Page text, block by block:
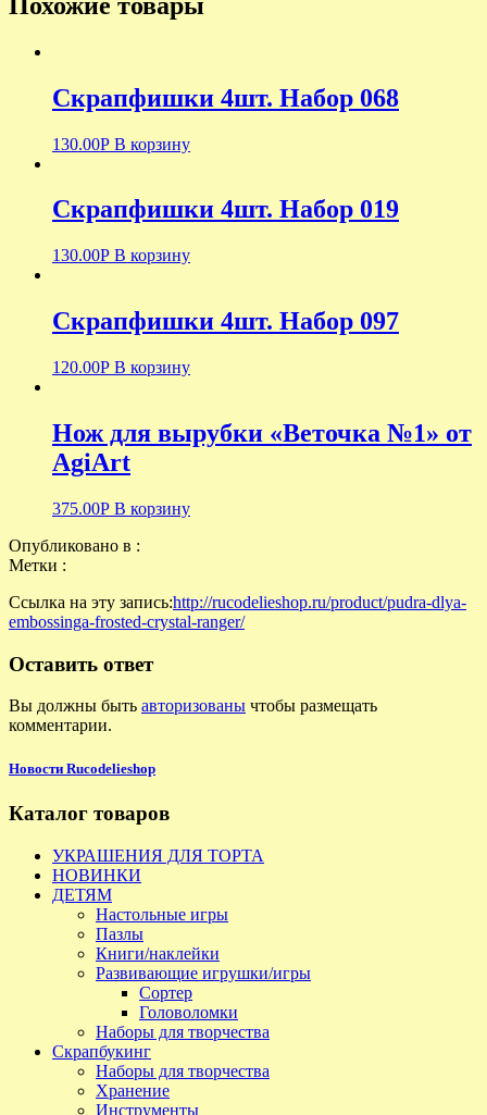
Скрапфишки 4шт. Набор 068
130.00Р В корзину
Скрапфишки 4шт. Набор 019
130.00Р В корзину
Скрапфишки 4шт. Набор 097
120.00Р В корзину
Нож для вырубки «Веточка №1» от
AgiArt
375.00Р В корзину
Опубликовано в :
Метки :
Ссылка на эту запись:http://rucodelieshop.ru/product/pudra-dlya-
embossinga-frosted-crystal-ranger/
Оставить ответ
Вы должны быть авторизованы чтобы размещать
комментарии.
Новости Rucodelieshop
Каталог товаров
УКРАШЕНИЯ ДЛЯ ТОРТА
НОВИНКИ
ДЕТЯМ
Настольные игры
Пазлы
Книги/наклейки
Развивающие игрушки/игры
Сортер
Головоломки
Наборы для творчества
Скрапбукинг
Наборы для творчества
Хранение
Инструменты